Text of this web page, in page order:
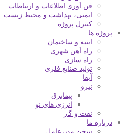
فن آوری اطلاعات و ارتباطات
ایمنی، بهداشت و محیط زیست
کنترل پروژه
پروژه ها
ابنیه و ساختمان
راه آهن شهری
راه سازی
تولید صنایع فلزی
آبفا
نیرو
پیمابرق
انرژی های نو
نفت و گاز
درباره ما
سخن مدیرعامل